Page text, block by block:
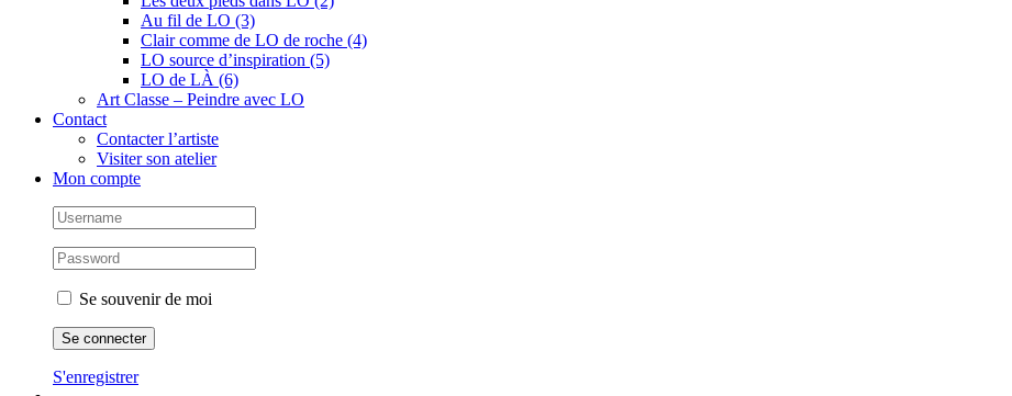
Au fil de LO (3)
Clair comme de LO de roche (4)
LO source d’inspiration (5)
LO de LÀ (6)
Art Classe – Peindre avec LO
Contact
Contacter l’artiste
Visiter son atelier
Mon compte
Se souvenir de moi
S'enregistrer